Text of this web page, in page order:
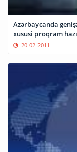
Azərbaycanda
xüsusi proqram
20-02-2011